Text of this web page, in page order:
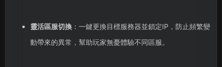
靈活區服切換：一鍵更換目標服務器並鎖定IP，防止頻繁變
動帶來的異常，幫助玩家無憂體驗不同區服。